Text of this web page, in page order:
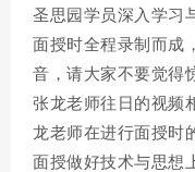
圣思园学员深入学习
面授时全程录制而成
音，请大家不要觉得
张龙老师往日的视频
龙老师在进行面授时
面授做好技术与思想